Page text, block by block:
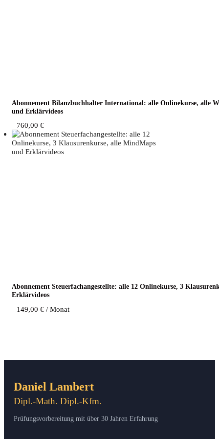
Abon­ne­ment Bilanz­buch­hal­ter Inter­na­tio­nal: alle Online­kur­se, alle
und Erklärvideos
760,00 €
Abon­ne­ment Steu­er­fach­an­ge­stell­te: alle 12 Online­kur­se, 3
Erklärvideos
149,00 € / Monat
Daniel Lambert
Dipl.-Math. Dipl.-Kfm.
Prüfungsvorbereitung mit über 30 Jahren Erfahrung